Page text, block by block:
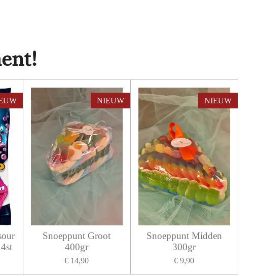
NIEUW
Snoeppunt Groot
400gr
€ 14,90
NIEUW
Snoeppunt Midden
300gr
€ 9,90